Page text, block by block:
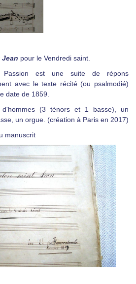
pour le Vendredi saint.
est une suite de répons
avec le texte récité (ou psalmodié)
date de 1859.
(3 ténors et 1 basse), un
un orgue. (création à Paris en 2017)
manuscrit